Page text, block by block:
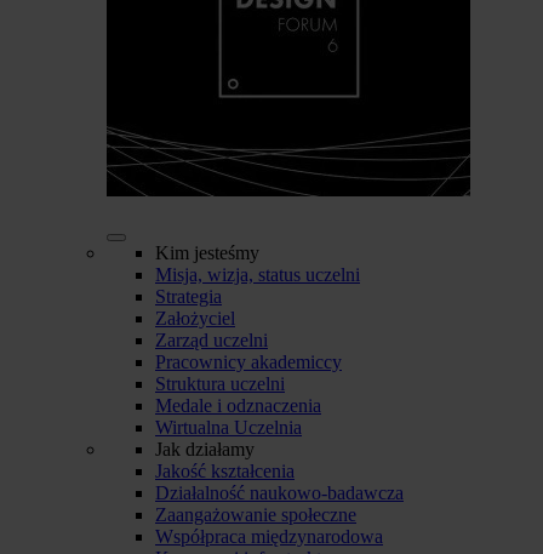
Kim jesteśmy
Misja, wizja, status uczelni
Strategia
Założyciel
Zarząd uczelni
Pracownicy akademiccy
Struktura uczelni
Medale i odznaczenia
Wirtualna Uczelnia
Jak działamy
Jakość kształcenia
Działalność naukowo-badawcza
Zaangażowanie społeczne
Współpraca międzynarodowa